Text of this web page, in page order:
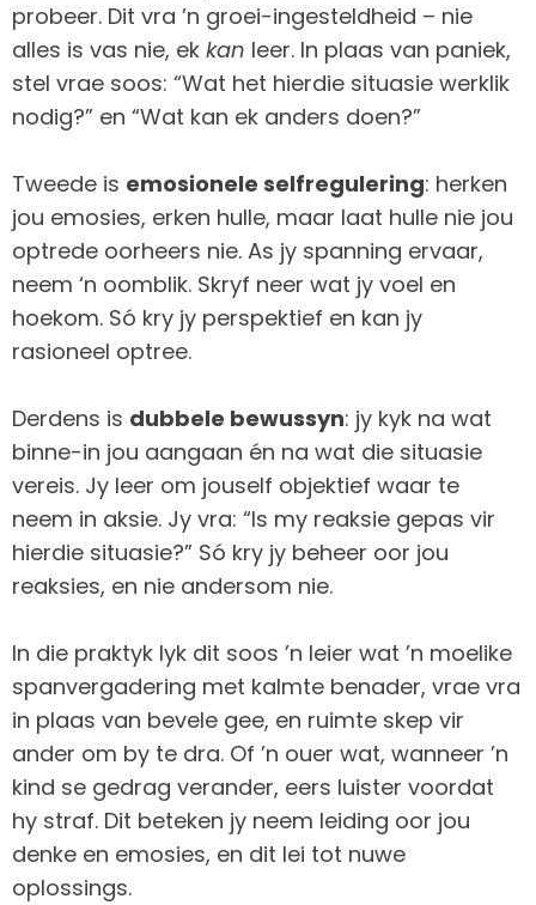
probeer. Dit vra ’n groei-ingesteldheid – nie
alles is vas nie, ek kan leer. In plaas van paniek,
stel vrae soos: “Wat het hierdie situasie werklik
nodig?” en “Wat kan ek anders doen?”
Tweede is emosionele selfregulering: herken
jou emosies, erken hulle, maar laat hulle nie jou
optrede oorheers nie. As jy spanning ervaar,
neem ‘n oomblik. Skryf neer wat jy voel en
hoekom. Só kry jy perspektief en kan jy
rasioneel optree.
Derdens is dubbele bewussyn: jy kyk na wat
binne-in jou aangaan én na wat die situasie
vereis. Jy leer om jouself objektief waar te
neem in aksie. Jy vra: “Is my reaksie gepas vir
hierdie situasie?” Só kry jy beheer oor jou
reaksies, en nie andersom nie.
In die praktyk lyk dit soos ’n leier wat ’n moelike
spanvergadering met kalmte benader, vrae vra
in plaas van bevele gee, en ruimte skep vir
ander om by te dra. Of ’n ouer wat, wanneer ’n
kind se gedrag verander, eers luister voordat
hy straf. Dit beteken jy neem leiding oor jou
denke en emosies, en dit lei tot nuwe
oplossings.